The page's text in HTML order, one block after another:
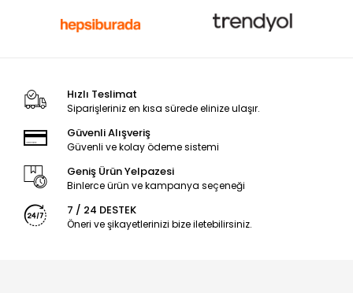
Hızlı Teslimat
Siparişleriniz en kısa sürede elinize ulaşır.
Güvenli Alışveriş
Güvenli ve kolay ödeme sistemi
Geniş Ürün Yelpazesi
Binlerce ürün ve kampanya seçeneği
7 / 24 DESTEK
Öneri ve şikayetlerinizi bize iletebilirsiniz.